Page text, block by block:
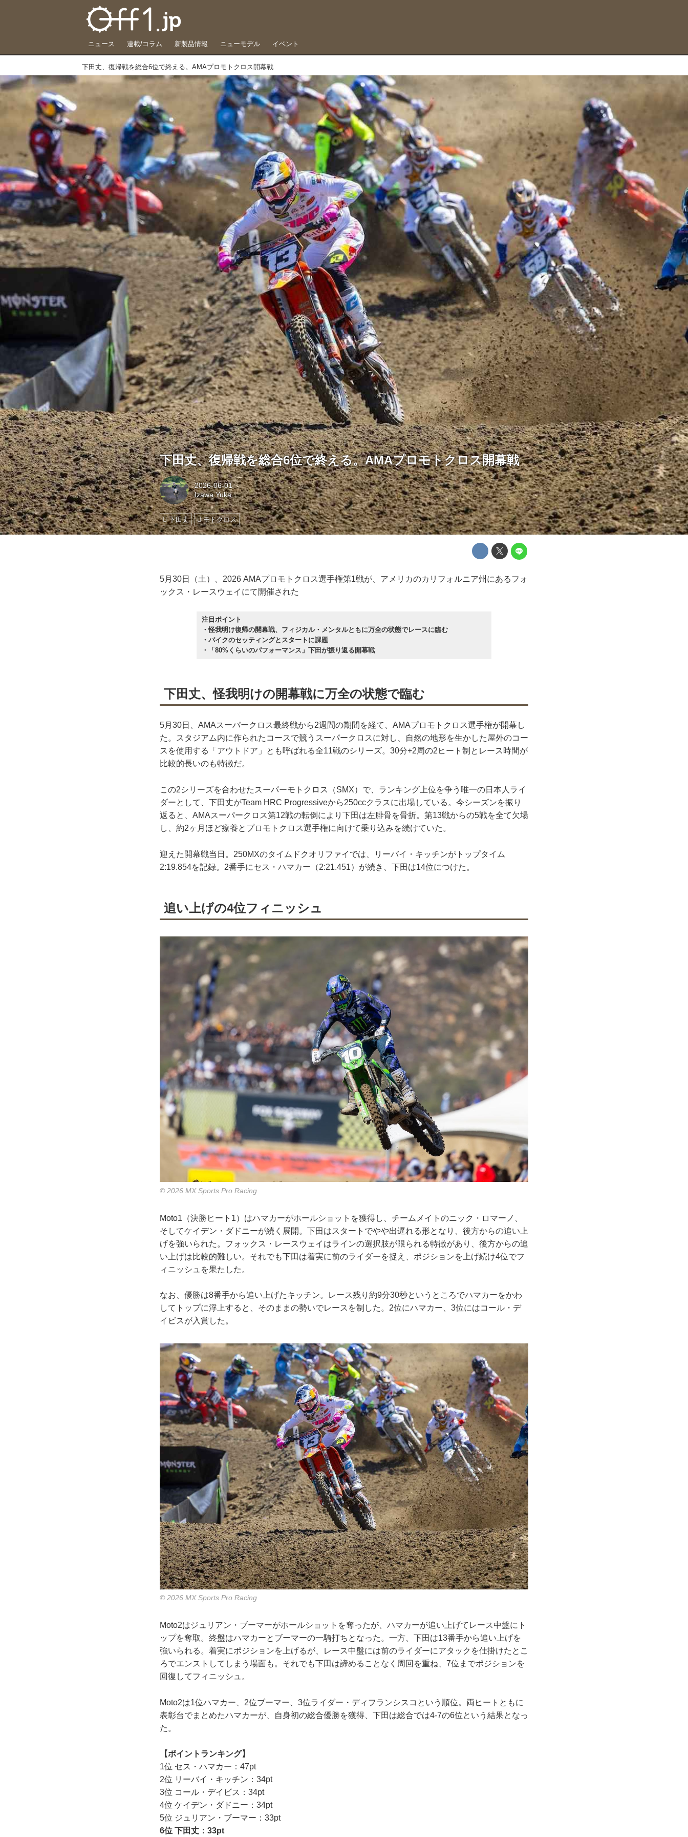
ニュース 連載/コラム 新製品情報 ニューモデル イベント
下田丈、復帰戦を総合6位で終える。AMAプロモトクロス開幕戦
下田丈、復帰戦を総合6位で終える。AMAプロモトクロス開幕戦
2026-06-01
Izawa Yuka
下田丈 モトクロス
5月30日（土）、2026 AMAプロモトクロス選手権第1戦が、アメリカのカリフォルニア州にあるフォ
ックス・レースウェイにて開催された
注目ポイント
・怪我明け復帰の開幕戦、フィジカル・メンタルともに万全の状態でレースに臨む
・バイクのセッティングとスタートに課題
・「80%くらいのパフォーマンス」下田が振り返る開幕戦
下田丈、怪我明けの開幕戦に万全の状態で臨む
5月30日、AMAスーパークロス最終戦から2週間の期間を経て、AMAプロモトクロス選手権が開幕し
た。スタジアム内に作られたコースで競うスーパークロスに対し、自然の地形を生かした屋外のコー
スを使用する「アウトドア」とも呼ばれる全11戦のシリーズ。30分+2周の2ヒート制とレース時間が
比較的長いのも特徴だ。
この2シリーズを合わせたスーパーモトクロス（SMX）で、ランキング上位を争う唯一の日本人ライ
ダーとして、下田丈がTeam HRC Progressiveから250ccクラスに出場している。今シーズンを振り
返ると、AMAスーパークロス第12戦の転倒により下田は左腓骨を骨折。第13戦からの5戦を全て欠場
し、約2ヶ月ほど療養とプロモトクロス選手権に向けて乗り込みを続けていた。
迎えた開幕戦当日。250MXのタイムドクオリファイでは、リーバイ・キッチンがトップタイム
2:19.854を記録。2番手にセス・ハマカー（2:21.451）が続き、下田は14位につけた。
追い上げの4位フィニッシュ
© 2026 MX Sports Pro Racing
Moto1（決勝ヒート1）はハマカーがホールショットを獲得し、チームメイトのニック・ロマーノ、
そしてケイデン・ダドニーが続く展開。下田はスタートでやや出遅れる形となり、後方からの追い上
げを強いられた。フォックス・レースウェイはラインの選択肢が限られる特徴があり、後方からの追
い上げは比較的難しい。それでも下田は着実に前のライダーを捉え、ポジションを上げ続け4位でフ
ィニッシュを果たした。
なお、優勝は8番手から追い上げたキッチン。レース残り約9分30秒というところでハマカーをかわ
してトップに浮上すると、そのままの勢いでレースを制した。2位にハマカー、3位にはコール・デ
イビスが入賞した。
© 2026 MX Sports Pro Racing
Moto2はジュリアン・ブーマーがホールショットを奪ったが、ハマカーが追い上げてレース中盤にト
ップを奪取。終盤はハマカーとブーマーの一騎打ちとなった。一方、下田は13番手から追い上げを
強いられる。着実にポジションを上げるが、レース中盤には前のライダーにアタックを仕掛けたとこ
ろでエンストしてしまう場面も。それでも下田は諦めることなく周回を重ね、7位までポジションを
回復してフィニッシュ。
Moto2は1位ハマカー、2位ブーマー、3位ライダー・ディフランシスコという順位。両ヒートともに
表彰台でまとめたハマカーが、自身初の総合優勝を獲得、下田は総合では4-7の6位という結果となっ
た。
【ポイントランキング】
1位 セス・ハマカー：47pt
2位 リーバイ・キッチン：34pt
3位 コール・デイビス：34pt
4位 ケイデン・ダドニー：34pt
5位 ジュリアン・ブーマー：33pt
6位 下田丈：33pt